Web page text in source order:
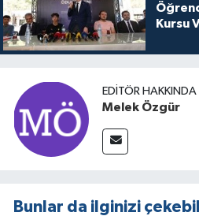
Kursu
EDITÖR HAKKINDA
Melek Özgür
Bunlar da ilginizi